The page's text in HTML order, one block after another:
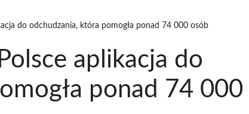
do odchudzania, która pomogła ponad 74 000 osób
aplikacja do
ponad 74 000